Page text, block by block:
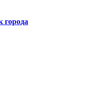
города